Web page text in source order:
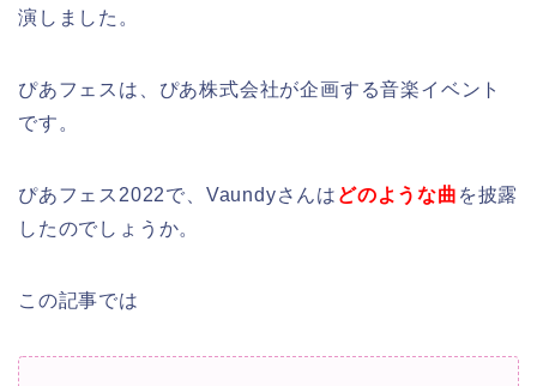
演しました。
ぴあフェスは、ぴあ株式会社が企画する音楽イベント
です。
ぴあフェス2022で、Vaundyさんは どのような曲 を披露
したのでしょうか。
この記事では